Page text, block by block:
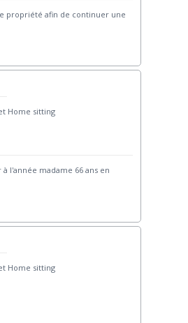
propriété afin de continuer une
Home sitting
l'année madame 66 ans en
Home sitting